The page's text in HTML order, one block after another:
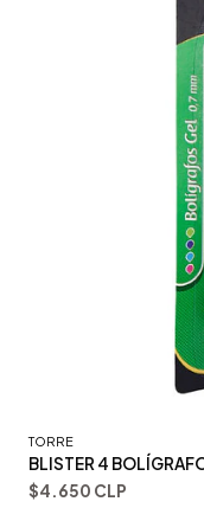
TORRE
BLISTER 4
$4.650 CLP